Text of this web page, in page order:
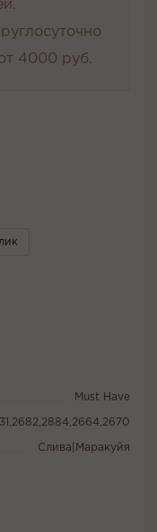
4000 руб.
Must Have
Слива|Маракуйя